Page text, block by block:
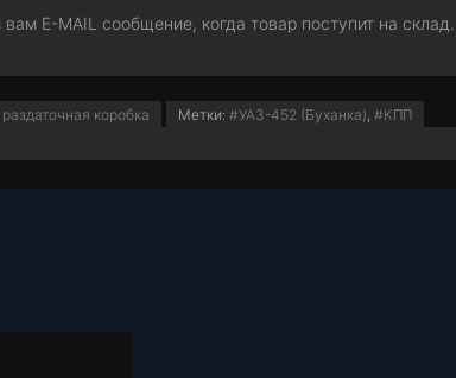
E-MAIL сообщение, когда товар поступит на склад.
коробка Метки: #УАЗ-452 (Буханка) #КПП